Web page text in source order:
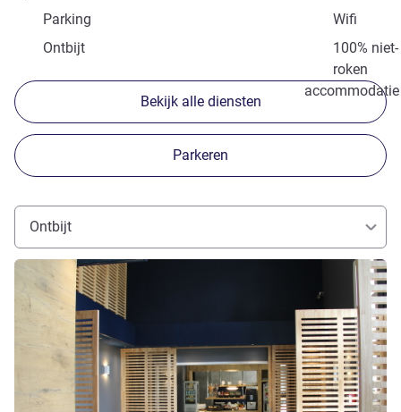
Parking
Wifi
Ontbijt
100% niet-
roken
accommodatie
Bekijk alle diensten
Parkeren
Ontbijt
Meer informatie